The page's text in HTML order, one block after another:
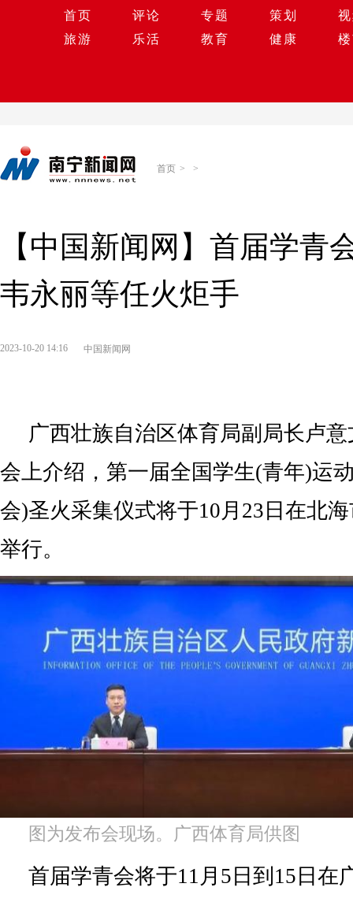
首页 评论 专题 策划
旅游
乐活 教育 健康
首页 > >
【中国新闻网】首届学青
韦永丽等任火炬手
2023-10-20 14:16 中国新闻网
广西壮族自治区体育局副局长卢
会上介绍，第一届全国学生(青年)运
会)圣火采集仪式将于10月23日在北
举行。
图为发布会现场。广西体育局供图
首届学青会将于11月5日到15日在